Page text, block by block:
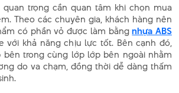
trọng cần quan tâm khi chọn mua
Theo các chuyên gia, khách hàng nên
có phần vỏ được làm bằngnhựa ABS
với khả năng chịu lực tốt. Bên cạnh đó,
trong cùng lớp lớp bên ngoài nhằm
do va chạm, đồng thời dễ dàng thấm